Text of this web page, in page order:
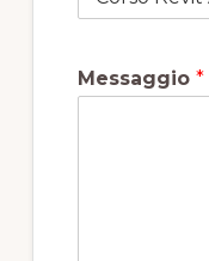
Messaggio *